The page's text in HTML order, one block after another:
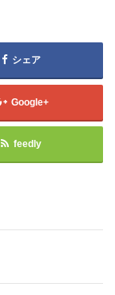
シェア
Google+
feedly